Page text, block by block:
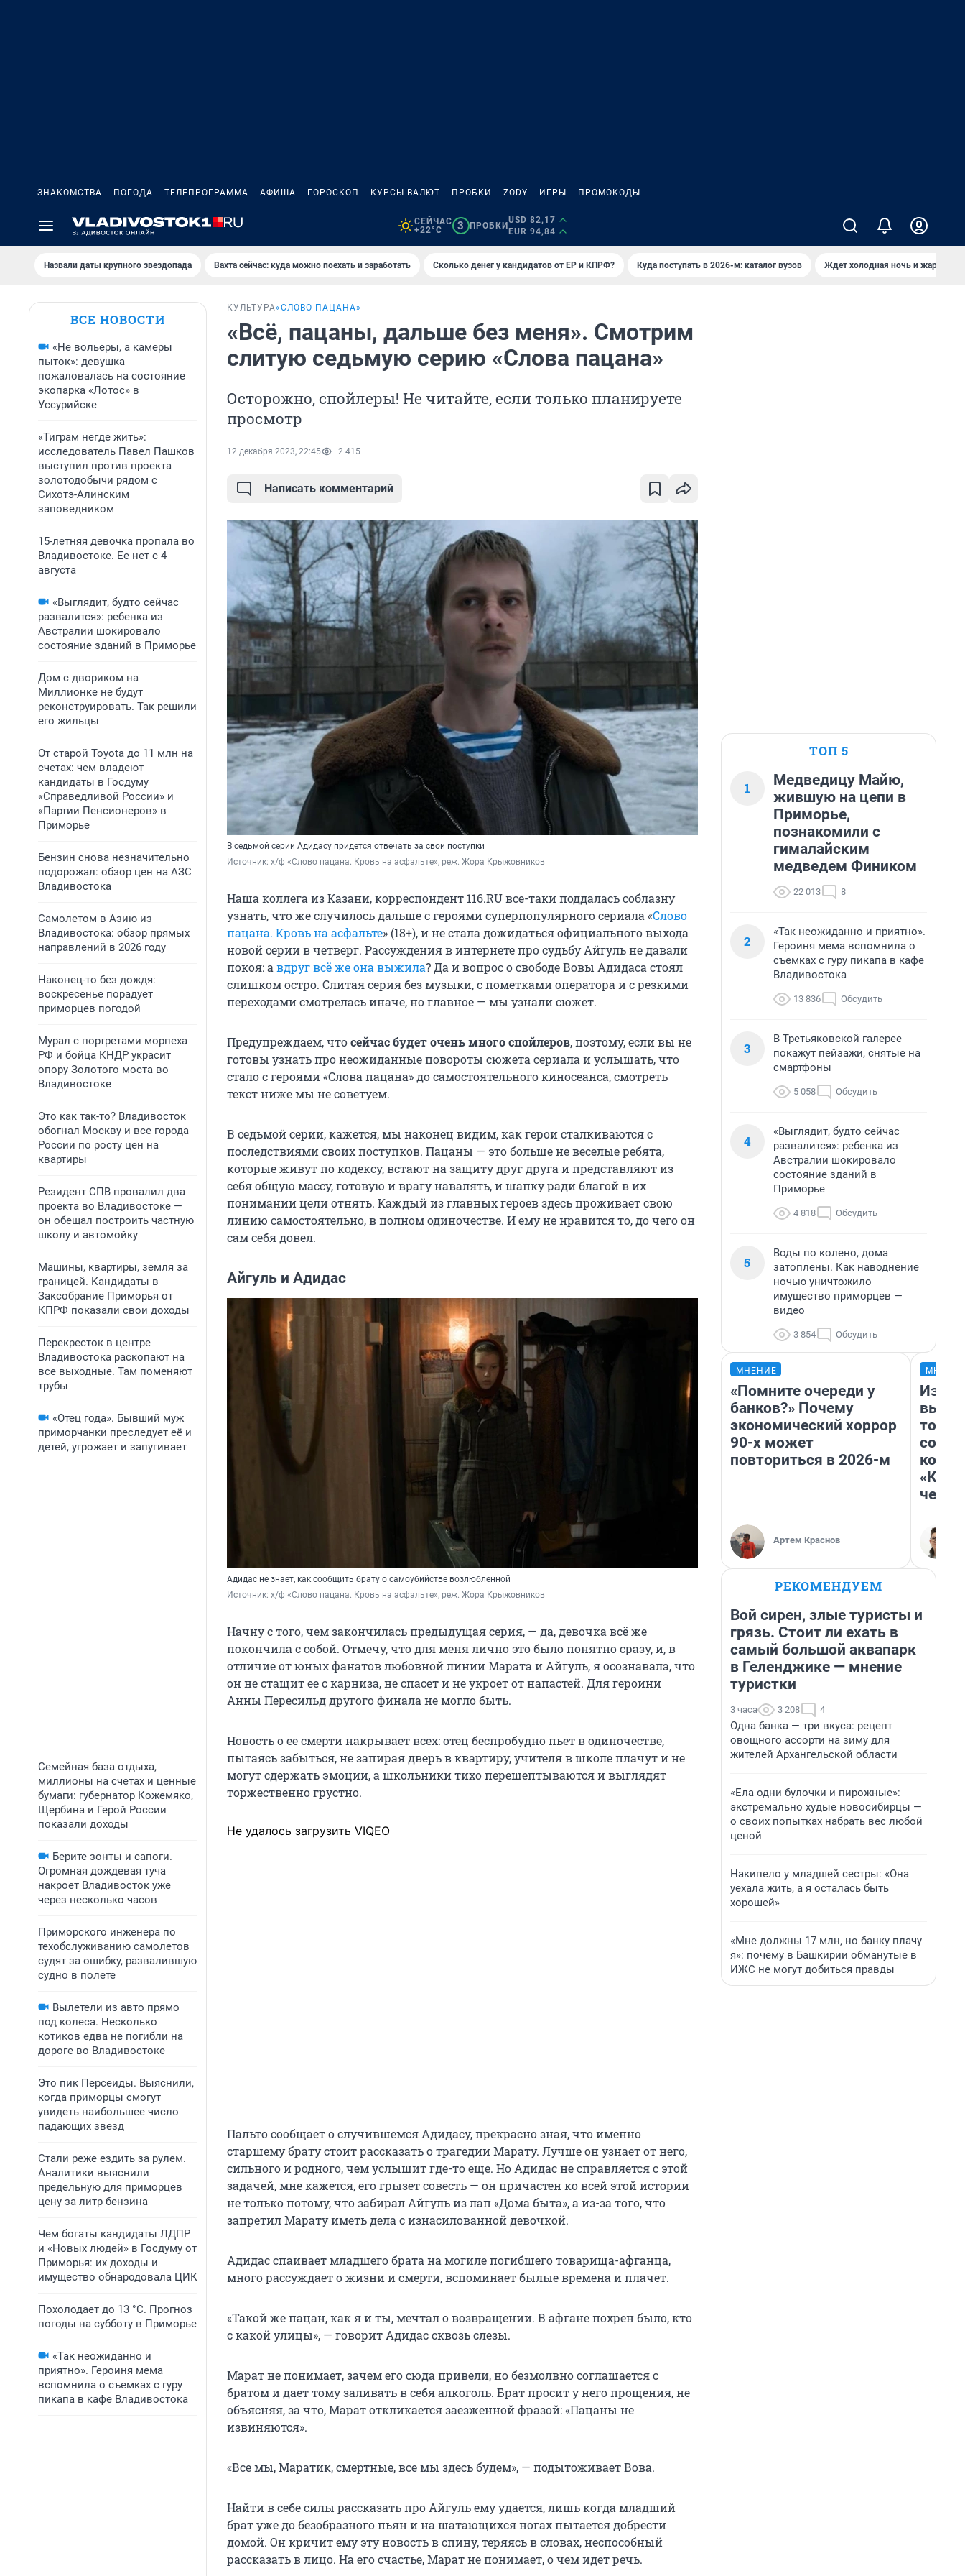
ЗНАКОМСТВА ПОГОДА ТЕЛЕПРОГРАММА АФИША ГОРОСКОП КУРСЫ ВАЛЮТ ПРОБКИ ZODY ИГРЫ ПРОМОКОДЫ
СЕЙЧАС
+22°C
3 ПРОБКИ
USD 82,17
EUR 94,84
Назвали даты крупного звездопада Вахта сейчас: куда можно поехать и заработать Сколько денег у кандидатов от ЕР и КПРФ? Куда поступать в 2026-м: каталог вузов Ждет холодная ночь и жаркий
ВСЕ НОВОСТИ
«Не вольеры, а камеры
пыток»: девушка
пожаловалась на состояние
экопарка «Лотос» в
Уссурийске
«Тиграм негде жить»:
исследователь Павел Пашков
выступил против проекта
золотодобычи рядом с
Сихотэ-Алинским
заповедником
15-летняя девочка пропала во
Владивостоке. Ее нет с 4
августа
«Выглядит, будто сейчас
развалится»: ребенка из
Австралии шокировало
состояние зданий в Приморье
Дом с двориком на
Миллионке не будут
реконструировать. Так решили
его жильцы
От старой Toyota до 11 млн на
счетах: чем владеют
кандидаты в Госдуму
«Справедливой России» и
«Партии Пенсионеров» в
Приморье
Бензин снова незначительно
подорожал: обзор цен на АЗС
Владивостока
Самолетом в Азию из
Владивостока: обзор прямых
направлений в 2026 году
Наконец-то без дождя:
воскресенье порадует
приморцев погодой
Мурал с портретами морпеха
РФ и бойца КНДР украсит
опору Золотого моста во
Владивостоке
Это как так-то? Владивосток
обогнал Москву и все города
России по росту цен на
квартиры
Резидент СПВ провалил два
проекта во Владивостоке —
он обещал построить частную
школу и автомойку
Машины, квартиры, земля за
границей. Кандидаты в
Заксобрание Приморья от
КПРФ показали свои доходы
Перекресток в центре
Владивостока раскопают на
все выходные. Там поменяют
трубы
«Отец года». Бывший муж
приморчанки преследует её и
детей, угрожает и запугивает
Семейная база отдыха,
миллионы на счетах и ценные
бумаги: губернатор Кожемяко,
Щербина и Герой России
показали доходы
Берите зонты и сапоги.
Огромная дождевая туча
накроет Владивосток уже
через несколько часов
Приморского инженера по
техобслуживанию самолетов
судят за ошибку, развалившую
судно в полете
Вылетели из авто прямо
под колеса. Несколько
котиков едва не погибли на
дороге во Владивостоке
Это пик Персеиды. Выяснили,
когда приморцы смогут
увидеть наибольшее число
падающих звезд
Стали реже ездить за рулем.
Аналитики выяснили
предельную для приморцев
цену за литр бензина
Чем богаты кандидаты ЛДПР
и «Новых людей» в Госдуму от
Приморья: их доходы и
имущество обнародовала ЦИК
Похолодает до 13 °C. Прогноз
погоды на субботу в Приморье
«Так неожиданно и
приятно». Героиня мема
вспомнила о съемках с гуру
пикапа в кафе Владивостока
КУЛЬТУРА«СЛОВО ПАЦАНА»
«Всё, пацаны, дальше без меня». Смотрим
слитую седьмую серию «Слова пацана»
Осторожно, спойлеры! Не читайте, если только планируете
просмотр
12 декабря 2023, 22:45 2 415
Написать комментарий
В седьмой серии Адидасу придется отвечать за свои поступки
Источник: х/ф «Слово пацана. Кровь на асфальте», реж. Жора Крыжовников
Наша коллега из Казани, корреспондент 116.RU все-таки поддалась соблазну
узнать, что же случилось дальше с героями суперпопулярного сериала «Слово
пацана. Кровь на асфальте» (18+), и не стала дожидаться официального выхода
новой серии в четверг. Рассуждения в интернете про судьбу Айгуль не давали
покоя: а вдруг всё же она выжила? Да и вопрос о свободе Вовы Адидаса стоял
слишком остро. Слитая серия без музыки, с пометками оператора и с резкими
переходами смотрелась иначе, но главное — мы узнали сюжет.
Предупреждаем, чтосейчас будет очень много спойлеров, поэтому, если вы не
готовы узнать про неожиданные повороты сюжета сериала и услышать, что
стало с героями «Слова пацана» до самостоятельного киносеанса, смотреть
текст ниже мы не советуем.
В седьмой серии, кажется, мы наконец видим, как герои сталкиваются с
последствиями своих поступков. Пацаны — это больше не веселые ребята,
которые живут по кодексу, встают на защиту друг друга и представляют из
себя общую массу, готовую и врагу навалять, и шапку ради благой в их
понимании цели отнять. Каждый из главных героев здесь проживает свою
линию самостоятельно, в полном одиночестве. И ему не нравится то, до чего он
сам себя довел.
Айгуль и Адидас
Адидас не знает, как сообщить брату о самоубийстве возлюбленной
Источник: х/ф «Слово пацана. Кровь на асфальте», реж. Жора Крыжовников
Начну с того, чем закончилась предыдущая серия, — да, девочка всё же
покончила с собой. Отмечу, что для меня лично это было понятно сразу, и, в
отличие от юных фанатов любовной линии Марата и Айгуль, я осознавала, что
он не стащит ее с карниза, не спасет и не укроет от напастей. Для героини
Анны Пересильд другого финала не могло быть.
Новость о ее смерти накрывает всех: отец беспробудно пьет в одиночестве,
пытаясь забыться, не запирая дверь в квартиру, учителя в школе плачут и не
могут сдержать эмоции, а школьники тихо перешептываются и выглядят
торжественно грустно.
Не удалось загрузить VIQEO
Пальто сообщает о случившемся Адидасу, прекрасно зная, что именно
старшему брату стоит рассказать о трагедии Марату. Лучше он узнает от него,
сильного и родного, чем услышит где-то еще. Но Адидас не справляется с этой
задачей, мне кажется, его грызет совесть — он причастен ко всей этой истории
не только потому, что забирал Айгуль из лап «Дома быта», а из-за того, что
запретил Марату иметь дела с изнасилованной девочкой.
Адидас спаивает младшего брата на могиле погибшего товарища-афганца,
много рассуждает о жизни и смерти, вспоминает былые времена и плачет.
«Такой же пацан, как я и ты, мечтал о возвращении. В афгане похрен было, кто
с какой улицы», — говорит Адидас сквозь слезы.
Марат не понимает, зачем его сюда привели, но безмолвно соглашается с
братом и дает тому заливать в себя алкоголь. Брат просит у него прощения, не
объясняя, за что, Марат откликается заезженной фразой: «Пацаны не
извиняются».
«Все мы, Маратик, смертные, все мы здесь будем», — подытоживает Вова.
Найти в себе силы рассказать про Айгуль ему удается, лишь когда младший
брат уже до безобразного пьян и на шатающихся ногах пытается добрести
домой. Он кричит ему эту новость в спину, теряясь в словах, неспособный
рассказать в лицо. На его счастье, Марат не понимает, о чем идет речь.
ТОП 5
1
Медведицу Майю,
жившую на цепи в
Приморье,
познакомили с
гималайским
медведем Фиником
22 013 8
2
«Так неожиданно и приятно».
Героиня мема вспомнила о
съемках с гуру пикапа в кафе
Владивостока
13 836 Обсудить
3
В Третьяковской галерее
покажут пейзажи, снятые на
смартфоны
5 058 Обсудить
4
«Выглядит, будто сейчас
развалится»: ребенка из
Австралии шокировало
состояние зданий в
Приморье
4 818 Обсудить
5
Воды по колено, дома
затоплены. Как наводнение
ночью уничтожило
имущество приморцев —
видео
3 854 Обсудить
МНЕНИЕ
«Помните очереди у
банков?» Почему
экономический хоррор
90-х может
повториться в 2026-м
Артем Краснов
РЕКОМЕНДУЕМ
Вой сирен, злые туристы и
грязь. Стоит ли ехать в
самый большой аквапарк
в Геленджике — мнение
туристки
3 часа 3 208 4
Одна банка — три вкуса: рецепт
овощного ассорти на зиму для
жителей Архангельской области
«Ела одни булочки и пирожные»:
экстремально худые новосибирцы —
о своих попытках набрать вес любой
ценой
Накипело у младшей сестры: «Она
уехала жить, а я осталась быть
хорошей»
«Мне должны 17 млн, но банку плачу
я»: почему в Башкирии обманутые в
ИЖС не могут добиться правды